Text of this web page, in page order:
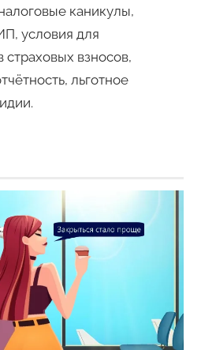
каникулы,
условия для
взносов,
льготное